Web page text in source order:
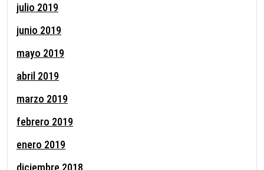
julio 2019
junio 2019
mayo 2019
abril 2019
marzo 2019
febrero 2019
enero 2019
diciembre 2018